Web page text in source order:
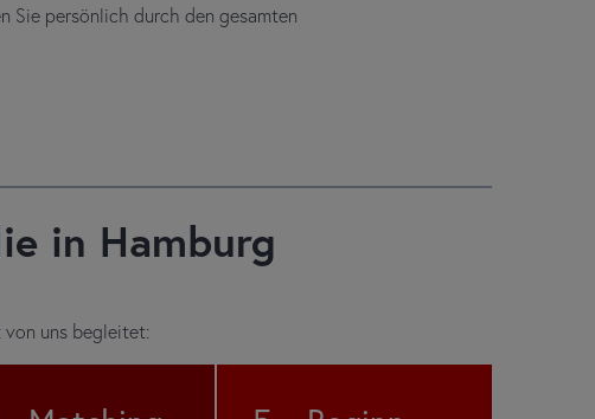
Sie persönlich durch den gesamten
in Hamburg
uns begleitet: